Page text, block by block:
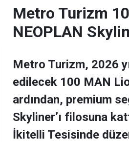
Metro Turizm
NEOPLAN
Metro Turizm, 2026
edilecek 100 MAN
ardından, premium
Skyliner’ı filosuna
İkitelli Tesisinde